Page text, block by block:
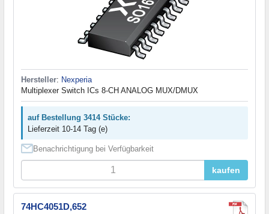
Hersteller: Nexperia
Multiplexer Switch ICs 8-CH ANALOG MUX/DMUX
auf Bestellung 3414 Stücke:
Lieferzeit 10-14 Tag (e)
Benachrichtigung bei Verfügbarkeit
kaufen
74HC4051D,652